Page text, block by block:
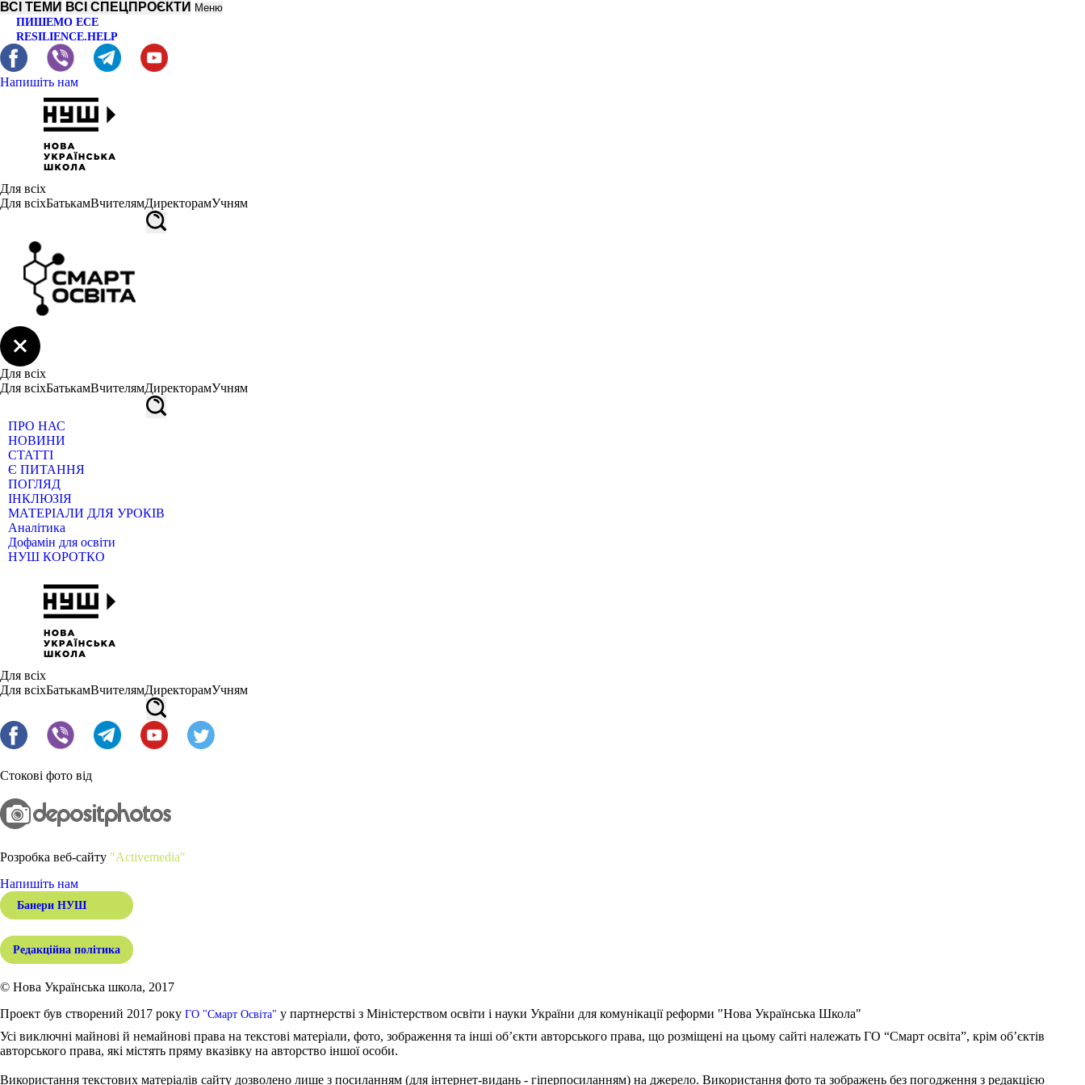
ВСІ ТЕМИ ВСІ СПЕЦПРОЄКТИ Меню
ПИШЕМО ЕСЕ
RESILIENCE.HELP
Напишіть нам
Для всіх
Для всіхБатькамВчителямДиректорамУчням
Для всіх
Для всіхБатькамВчителямДиректорамУчням
ПРО НАС
НОВИНИ
СТАТТІ
Є ПИТАННЯ
ПОГЛЯД
ІНКЛЮЗІЯ
МАТЕРІАЛИ ДЛЯ УРОКІВ
Аналітика
Дофамін для освіти
НУШ КОРОТКО
Для всіх
Для всіхБатькамВчителямДиректорамУчням
Стокові фото від
Розробка веб-сайту "Activemedia"
Напишіть нам
Банери НУШ
Редакційна політика
© Нова Українська школа, 2017
Проект був створений 2017 року ГО "Смарт Освіта" у партнерстві з Міністерством освіти і науки України для комунікації реформи "Нова Українська Школа"
Усі виключні майнові й немайнові права на текстові матеріали, фото, зображення та інші об’єкти авторського права, що розміщені на цьому сайті належать ГО “Смарт освіта”, крім об’єктів
авторського права, які містять пряму вказівку на авторство іншої особи.
Використання текстових матеріалів сайту дозволено лише з посиланням (для інтернет-видань - гіперпосиланням) на джерело. Використання фото та зображень без погодження з редакцією